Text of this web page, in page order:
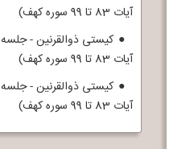
آیات 83 تا 99 سوره کهف)
آیات 83 تا 99 سوره کهف)
آیات 83 تا 99 سوره کهف)